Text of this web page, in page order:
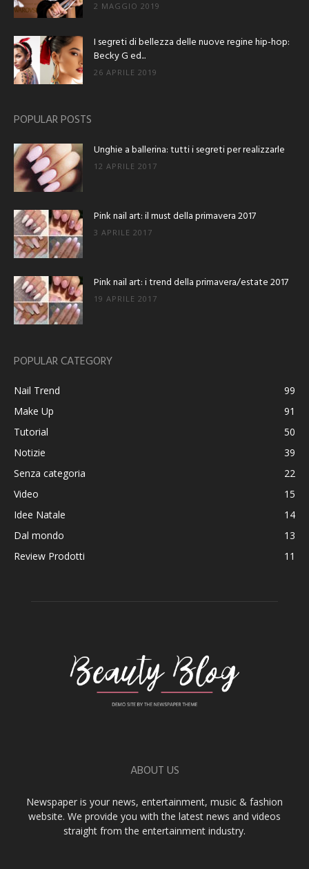
2 MAGGIO 2019
I segreti di bellezza delle nuove regine hip-hop:
Becky G ed...
26 APRILE 2019
POPULAR POSTS
Unghie a ballerina: tutti i segreti per realizzarle
12 APRILE 2017
Pink nail art: il must della primavera 2017
3 APRILE 2017
Pink nail art: i trend della primavera/estate 2017
19 APRILE 2017
POPULAR CATEGORY
Nail Trend
99
Make Up
91
Tutorial
50
Notizie
39
Senza categoria
22
Video
15
Idee Natale
14
Dal mondo
13
Review Prodotti
11
ABOUT US
Newspaper is your news, entertainment, music & fashion
website. We provide you with the latest news and videos
straight from the entertainment industry.